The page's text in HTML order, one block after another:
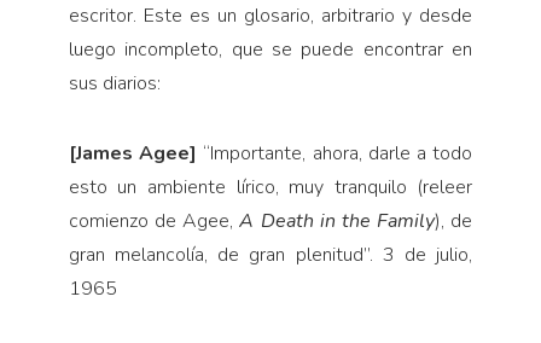
escritor. Este es un glosario, arbitrario y desde
luego incompleto, que se puede encontrar en
sus diarios:
[James Agee] “Importante, ahora, darle a todo
esto un ambiente lírico, muy tranquilo (releer
comienzo de Agee,A Death in the Family), de
gran melancolía, de gran plenitud”. 3 de julio,
1965